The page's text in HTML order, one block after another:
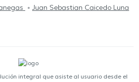
Juan Sebastian Caicedo Luna
integral que asiste al usuario desde el